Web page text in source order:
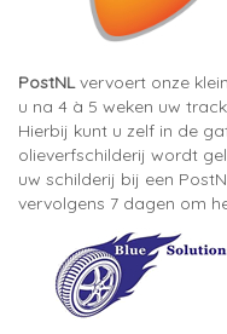
PostNLvervoert onze
u na 4 à 5 weken uw
Hierbij kunt u zelf in de
olieverfschilderij wordt
uw schilderij bij een
vervolgens 7 dagen om